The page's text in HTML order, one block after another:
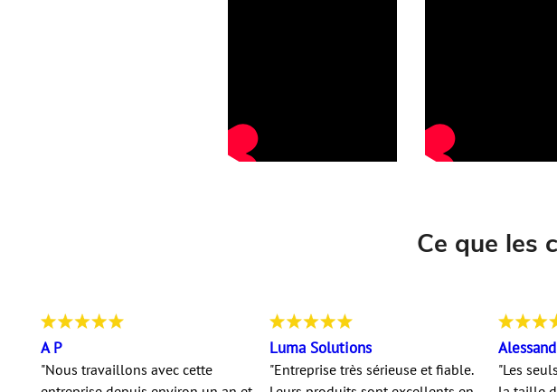
Ce que les
A P
"Nous travaillons avec cette
Luma Solutions
"Entreprise très sérieuse et fiable.
"Les